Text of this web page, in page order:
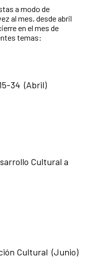
a modo de
al mes, desde abril
en el mes de
temas:
34 (Abril)
Cultural a
Cultural (Junio)